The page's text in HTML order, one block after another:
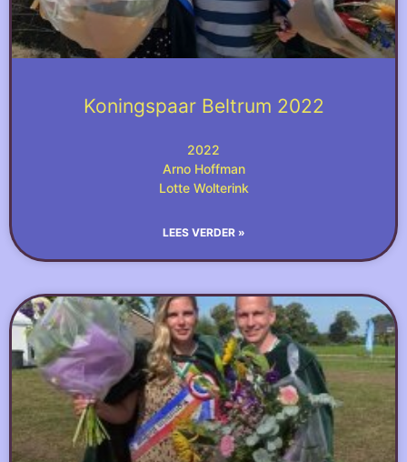
Koningspaar Beltrum 2022
2022
Arno Hoffman
Lotte Wolterink
LEES VERDER »